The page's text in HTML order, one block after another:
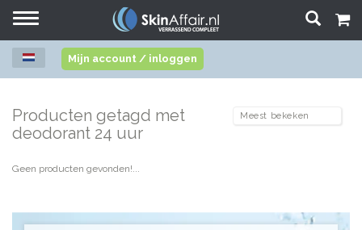
Toggle
Mijn account / inloggen
Producten getagd met
deodorant 24 uur
Geen producten gevonden!...